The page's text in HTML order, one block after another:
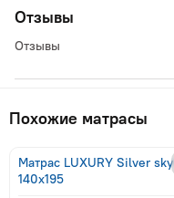
Отзывы
Отзывы
Похожие матрасы
Матрас LUXURY Silver sky
140x195